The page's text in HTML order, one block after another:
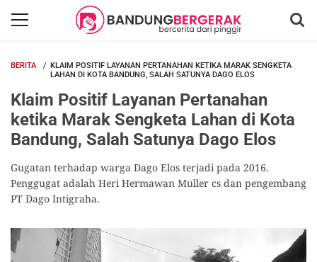
BERITA
KLAIM POSITIF LAYANAN PERTANAHAN KETIKA MARAK SENGKETA
LAHAN DI KOTA BANDUNG, SALAH SATUNYA DAGO ELOS
Klaim Positif Layanan Pertanahan
ketika Marak Sengketa Lahan di Kota
Bandung, Salah Satunya Dago Elos
Gugatan terhadap warga Dago Elos terjadi pada 2016.
Penggugat adalah Heri Hermawan Muller cs dan pengembang
PT Dago Intigraha.